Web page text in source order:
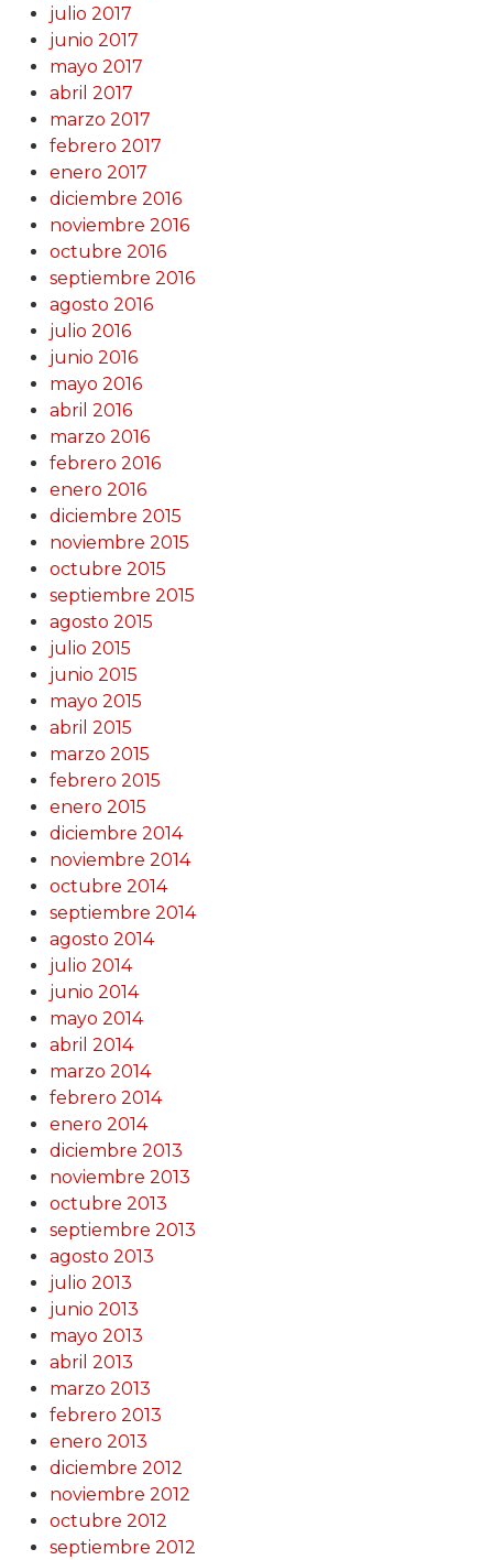
julio 2017
junio 2017
mayo 2017
abril 2017
marzo 2017
febrero 2017
enero 2017
diciembre 2016
noviembre 2016
octubre 2016
septiembre 2016
agosto 2016
julio 2016
junio 2016
mayo 2016
abril 2016
marzo 2016
febrero 2016
enero 2016
diciembre 2015
noviembre 2015
octubre 2015
septiembre 2015
agosto 2015
julio 2015
junio 2015
mayo 2015
abril 2015
marzo 2015
febrero 2015
enero 2015
diciembre 2014
noviembre 2014
octubre 2014
septiembre 2014
agosto 2014
julio 2014
junio 2014
mayo 2014
abril 2014
marzo 2014
febrero 2014
enero 2014
diciembre 2013
noviembre 2013
octubre 2013
septiembre 2013
agosto 2013
julio 2013
junio 2013
mayo 2013
abril 2013
marzo 2013
febrero 2013
enero 2013
diciembre 2012
noviembre 2012
octubre 2012
septiembre 2012